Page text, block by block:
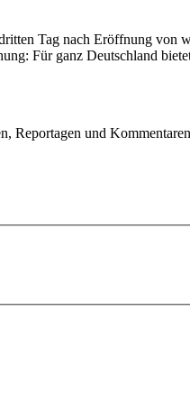
Tag nach Eröffnung von
Für ganz Deutschland
Reportagen und